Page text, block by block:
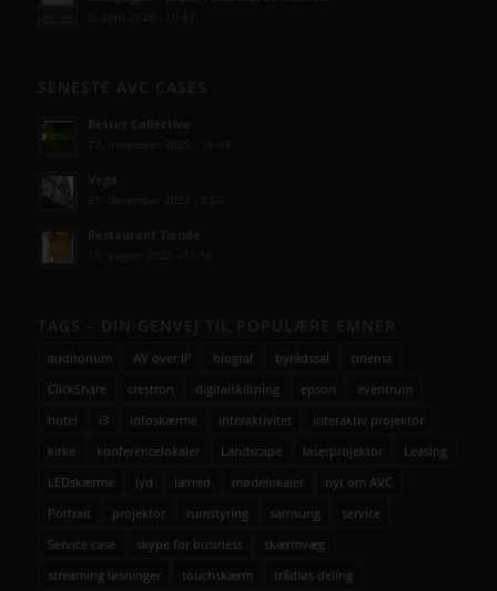
auditorium AV over IP biograf byrådssal
cinema
ClickShare
crestron digitalskiltning epson
eventrum
hotel
i3 infoskærme interaktivitet
interaktiv projektor
kirke
konferencelokaler Landscape laserprojektor
Leasing
LEDskærme
lyd lærred mødelokaler
nyt om AVC
Portrait
projektor rumstyring samsung
service
Service case
skype for business
skærmvæg
streaming løsninger
touchskærm
trådløs deling